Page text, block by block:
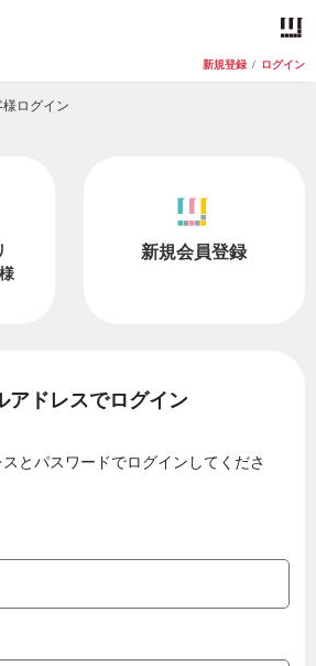
新規登録 / ログイン
様ログイン
新規会員登録
アドレスでログイン
とパスワードでログインしてくださ